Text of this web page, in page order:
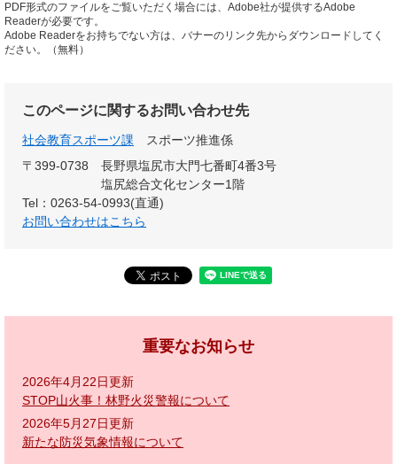
PDF形式のファイルをご覧いただく場合には、Adobe社が提供するAdobe
Readerが必要です。
Adobe Readerをお持ちでない方は、バナーのリンク先からダウンロードしてく
ださい。（無料）
このページに関するお問い合わせ先
社会教育スポーツ課
スポーツ推進係
〒399-0738
長野県塩尻市大門七番町4番3号
塩尻総合文化センター1階
Tel：0263-54-0993(直通)
お問い合わせはこちら
重要なお知らせ
2026年4月22日更新
STOP山火事！林野火災警報について
2026年5月27日更新
新たな防災気象情報について